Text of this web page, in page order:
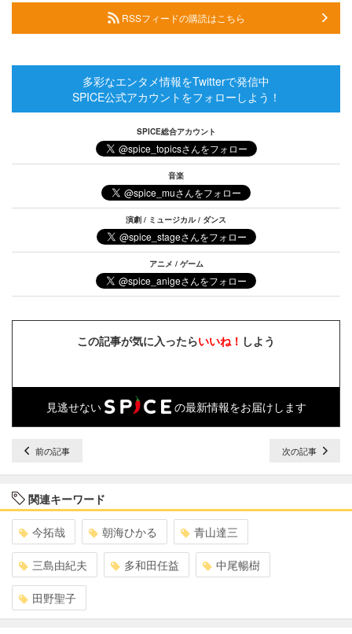
RSSフィードの購読はこちら
多彩なエンタメ情報をTwitterで発信中
SPICE公式アカウントをフォローしよう！
SPICE総合アカウント
音楽
演劇 / ミュージカル / ダンス
アニメ / ゲーム
この記事が気に入ったらいいね！ しよう
見逃せない の最新情報をお届けします
前の記事 次の記事
関連キーワード
今拓哉 朝海ひかる 青山達三
三島由紀夫 多和田任益 中尾暢樹
田野聖子